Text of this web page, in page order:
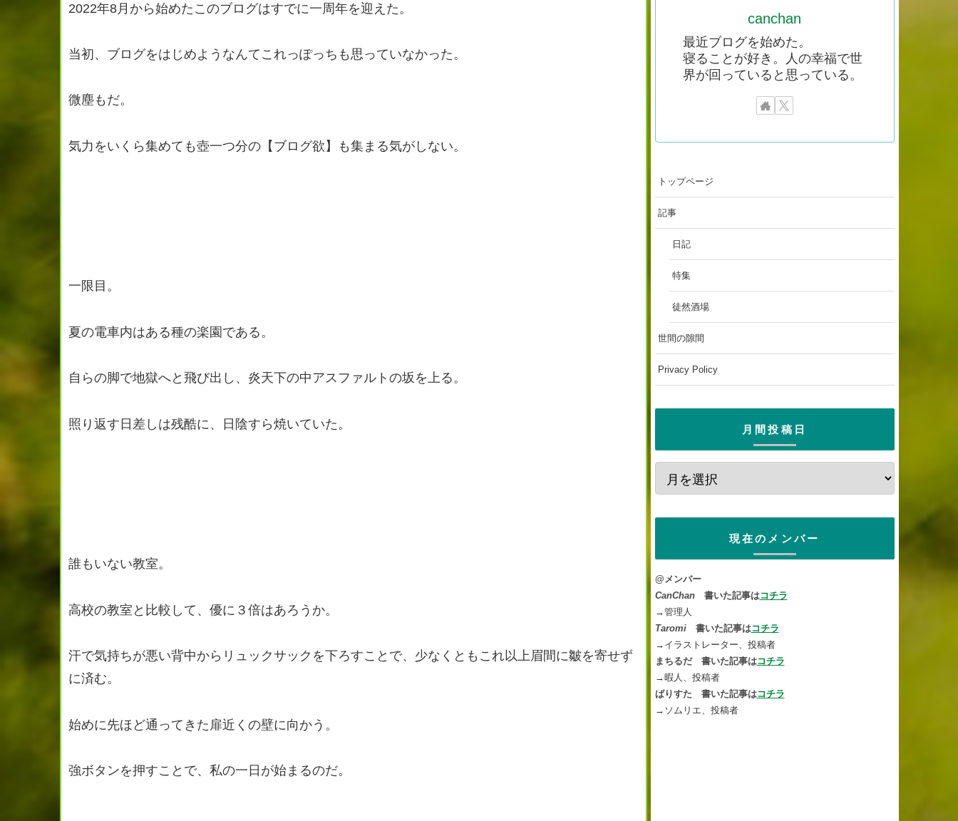
2022年8月から始めたこのブログはすでに一周年を迎えた。
当初、ブログをはじめようなんてこれっぽっちも思っていなかった。
微塵もだ。
気力をいくら集めても壺一つ分の【ブログ欲】も集まる気がしない。
一限目。
夏の電車内はある種の楽園である。
自らの脚で地獄へと飛び出し、炎天下の中アスファルトの坂を上る。
照り返す日差しは残酷に、日陰すら焼いていた。
誰もいない教室。
高校の教室と比較して、優に３倍はあろうか。
汗で気持ちが悪い背中からリュックサックを下ろすことで、少なくともこれ以上眉間に皺を寄せず
に済む。
始めに先ほど通ってきた扉近くの壁に向かう。
強ボタンを押すことで、私の一日が始まるのだ。
canchan
最近ブログを始めた。
寝ることが好き。人の幸福で世
界が回っていると思っている。
トップページ
記事
日記
特集
徒然酒場
世間の隙間
Privacy Policy
月間投稿日
現在のメンバー
@メンバー
CanChan 書いた記事はコチラ
→管理人
Taromi 書いた記事はコチラ
→イラストレーター、投稿者
まちるだ 書いた記事はコチラ
→暇人、投稿者
ばりすた 書いた記事はコチラ
→ソムリエ、投稿者